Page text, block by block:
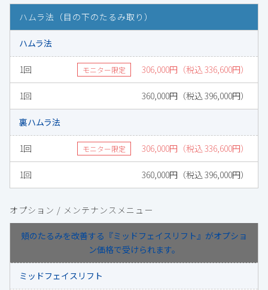
ハムラ法（目の下のたるみ取り）
ハムラ法
1回 モニター限定 306,000円（税込 336,600円）
1回 360,000円（税込 396,000円）
裏ハムラ法
1回 モニター限定 306,000円（税込 336,600円）
1回 360,000円（税込 396,000円）
オプション / メンテナンスメニュー
頬のたるみを改善する『ミッドフェイスリフト』がオプショ
ン価格で受けられます。
ミッドフェイスリフト